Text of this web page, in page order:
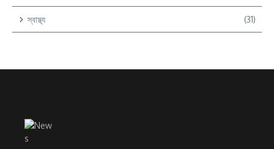
স্বাস্থ্য (31)